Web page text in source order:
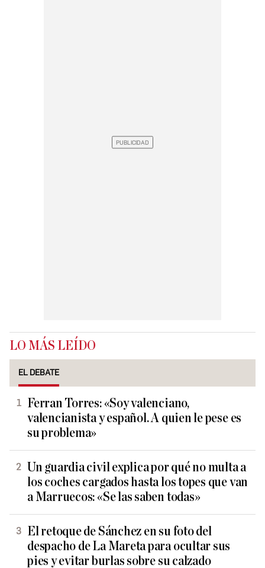
LO MÁS LEÍDO
EL DEBATE
Ferran Torres: «Soy valenciano,
valencianista y español. A quien le pese es
su problema»
Un guardia civil explica por qué no multa a
los coches cargados hasta los topes que van
a Marruecos: «Se las saben todas»
El retoque de Sánchez en su foto del
despacho de La Mareta para ocultar sus
pies y evitar burlas sobre su calzado